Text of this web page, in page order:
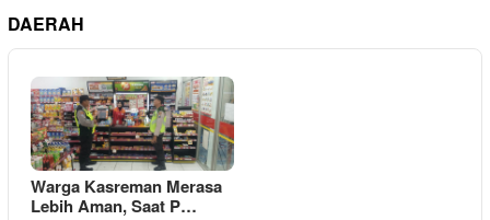
DAERAH
Warga Kasreman Merasa
Lebih Aman, Saat P…